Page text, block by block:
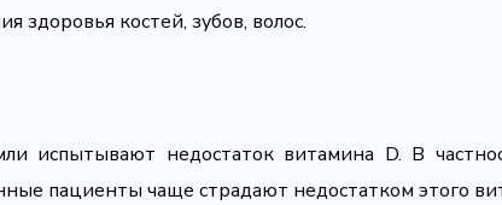
здоровья костей, зубов, волос.
испытывают недостаток витамина D. В
пациенты чаще страдают недостатком этого